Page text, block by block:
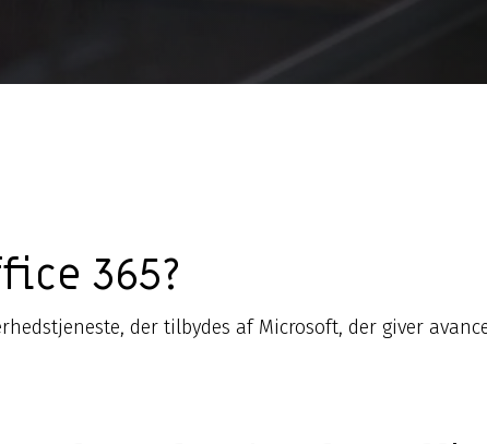
365?
der tilbydes af Microsoft, der giver